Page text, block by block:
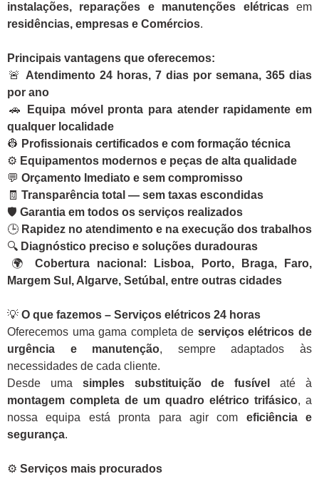
instalações, reparações e manutenções elétricasem
residências, empresas e Comércios.
Principais vantagens que oferecemos:
🚨 Atendimento 24 horas, 7 dias por semana, 365 dias
por ano
🚗
Equipa móvel pronta para atender rapidamente em
qualquer localidade
👷 Profissionais certificados e com formação técnica
⚙️ Equipamentos modernos e peças de alta qualidade
💬 Orçamento Imediato e sem compromisso
🧾 Transparência total — sem taxas escondidas
🛡️ Garantia em todos os serviços realizados
🕒 Rapidez no atendimento e na execução dos trabalhos
🔍 Diagnóstico preciso e soluções duradouras
🌍 Cobertura nacional: Lisboa, Porto, Braga, Faro,
Margem Sul, Algarve, Setúbal, entre outras cidades
💡 O que fazemos – Serviços elétricos 24 horas
Oferecemos uma gama completa de serviços elétricos de
urgência e manutenção, sempre adaptados às
necessidades de cada cliente.
Desde uma simples substituição de fusível
até à
montagem completa de um quadro elétrico trifásico, a
nossa equipa está pronta para agir com eficiência e
segurança.
⚙️ Serviços mais procurados